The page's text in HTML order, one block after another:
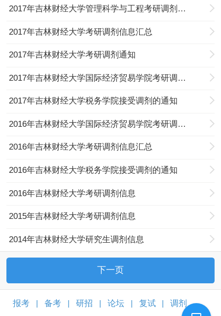
2017年吉林财经大学管理科学与工程考研调剂信息
2017年吉林财经大学考研调剂信息汇总
2017年吉林财经大学考研调剂通知
2017年吉林财经大学国际经济贸易学院考研调剂信息
2017年吉林财经大学税务学院接受调剂的通知
2016年吉林财经大学国际经济贸易学院考研调剂信息
2016年吉林财经大学考研调剂信息汇总
2016年吉林财经大学税务学院接受调剂的通知
2016年吉林财经大学考研调剂信息
2015年吉林财经大学考研调剂信息
2014年吉林财经大学研究生调剂信息
下一页
报考 备考 研招 论坛 复试 调剂